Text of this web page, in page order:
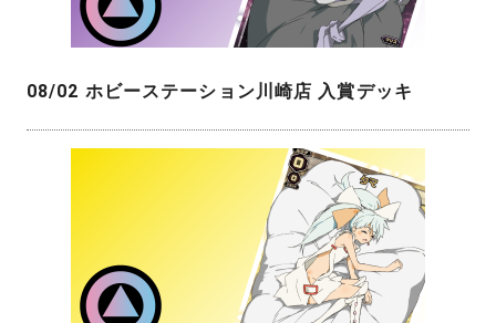
08/02 ホビーステーション川崎店 入賞デッキ